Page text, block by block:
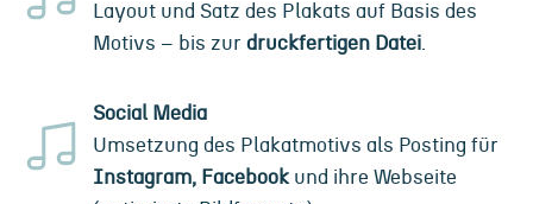
Layout und Satz des Plakats auf Basis des
Motivs – bis zur druckfertigen Datei.
Social Media
Umsetzung des Plakatmotivs als Posting für
Instagram, Facebookund ihre Webseite